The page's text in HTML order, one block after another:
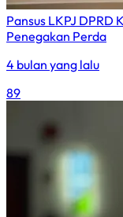
Pansus LKPJ DPRD
Penegakan Perda
4 bulan yang lalu
89